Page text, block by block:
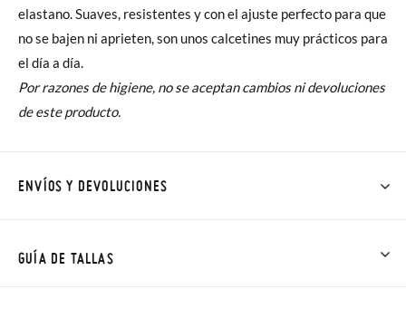
elastano. Suaves, resistentes y con el ajuste perfecto para que
no se bajen ni aprieten, son unos calcetines muy prácticos para
el día a día.
Por razones de higiene, no se aceptan cambios ni devoluciones
de este producto.
ENVÍOS Y DEVOLUCIONES
Talla/Color también son GRATIS y puedes realizarlos hasta en
GUÍA DE TALLAS